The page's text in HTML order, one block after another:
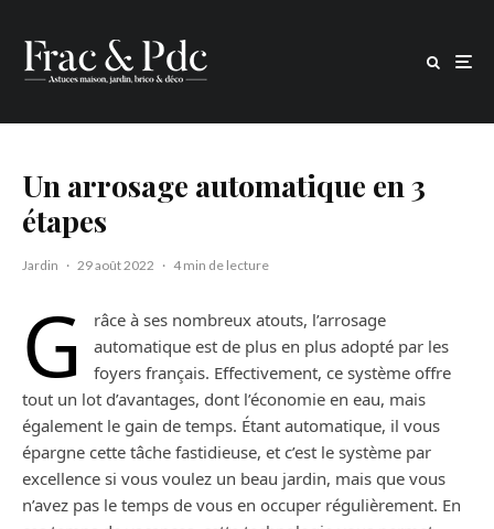
Un arrosage automatique en 3
étapes
Jardin · 29 août 2022 · 4 min de lecture
G
râce à ses nombreux atouts, l’arrosage
automatique est de plus en plus adopté par les
foyers français. Effectivement, ce système offre
tout un lot d’avantages, dont l’économie en eau, mais
également le gain de temps. Étant automatique, il vous
épargne cette tâche fastidieuse, et c’est le système par
excellence si vous voulez un beau jardin, mais que vous
n’avez pas le temps de vous en occuper régulièrement. En